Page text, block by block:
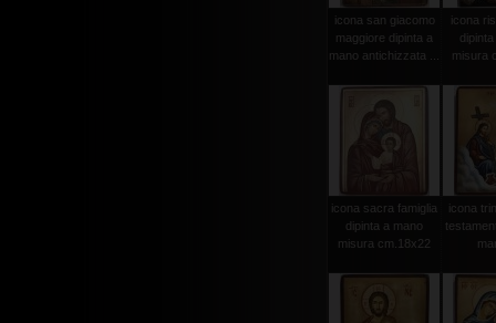
icona san giacomo
maggiore dipinta a
mano antichizzata ...
icona
misura
icona sacra famiglia
dipinta a mano
misura cm.18x22
icona